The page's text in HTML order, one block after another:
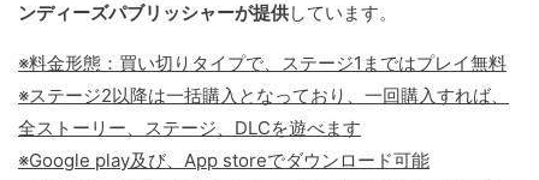
ンディーズパブリッシャーが提供しています。
※料金形態：買い切りタイプで、ステージ1まではプレイ無料
※ステージ2以降は一括購入となっており、一回購入すれば、
全ストーリー、ステージ、DLCを遊べます
※Google play及び、App storeでダウンロード可能